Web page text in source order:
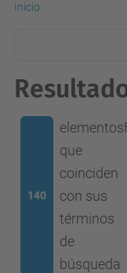
Inicio
140
elementos
que
coinciden
con sus
términos
de
búsqueda